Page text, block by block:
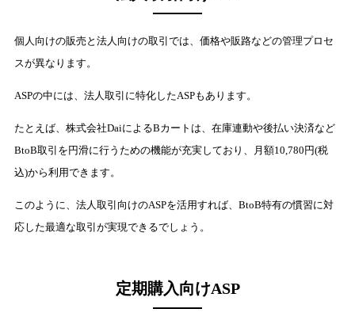
個人向けの販売と法人向けの取引では、価格や販路などの管理プロセ
スが異なります。
ASPの中には、法人取引に特化したASPもあります。
たとえば、株式会社DaiによるBカートは、在庫連動や後払い決済など
BtoB取引を円滑に行うための機能が充実しており、月額10,780円(税
込)から利用できます。
このように、法人取引向けのASPを活用すれば、BtoB特有の慣習に対
応した最適な取引が実現できるでしょう。
定期購入向けASP